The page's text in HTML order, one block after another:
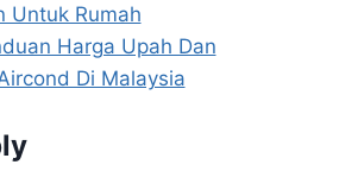
Untuk Rumah
Harga Upah Dan
Di Malaysia